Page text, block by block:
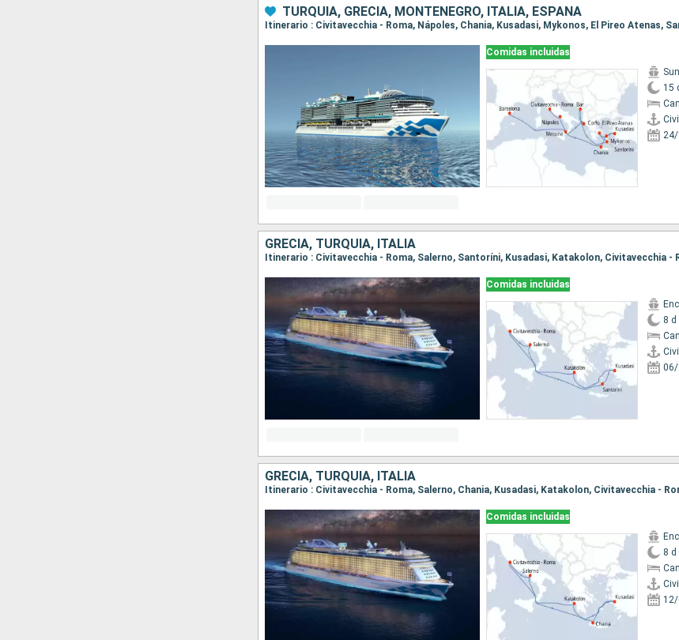
TURQUÍA, GRECIA, MONTENEGRO, ITALIA, ESPAÑA
Comidas incluidas
15
GRECIA, TURQUÍA, ITALIA
Itinerario : Civitavecchia - Roma, Salerno, Santoríni, Kusadasi, Katakolon, Civitavecchia -
Comidas incluidas
8 d
GRECIA, TURQUÍA, ITALIA
Itinerario : Civitavecchia - Roma, Salerno, Chania, Kusadasi, Katakolon, Civitavecchia -
Comidas incluidas
8 d